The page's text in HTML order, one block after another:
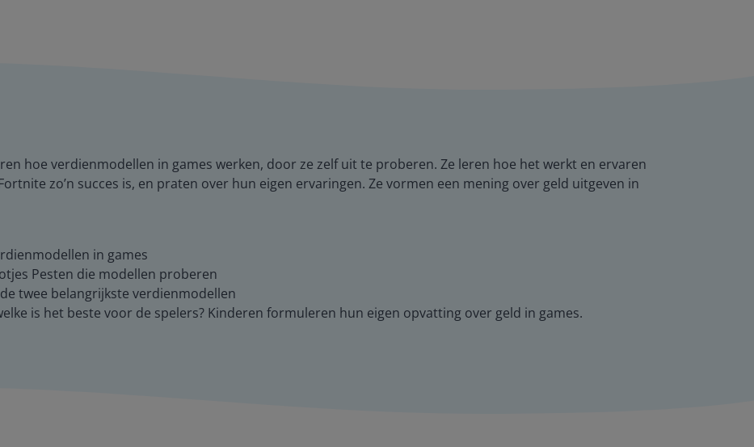
hoe verdienmodellen in games werken, door ze zelf uit te proberen. Ze leren hoe het werkt en ervaren
zo’n succes is, en praten over hun eigen ervaringen. Ze vormen een mening over geld uitgeven in
in games
Pesten die modellen proberen
twee belangrijkste verdienmodellen
is het beste voor de spelers? Kinderen formuleren hun eigen opvatting over geld in games.